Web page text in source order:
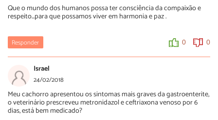
Que o mundo dos humanos possa ter consciência da compaixão e
respeito...para que possamos viver em harmonia e paz .
Responder 0 0
Israel
24/02/2018
Meu cachorro apresentou os sintomas mais graves da gastroenterite,
o veterinário prescreveu metronidazol e ceftriaxona venoso por 6
dias, está bem medicado?